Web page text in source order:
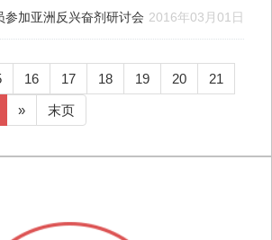
参加亚洲反兴奋剂研讨会 2016年03月01日
16 17 18 19 20 21
» 末页